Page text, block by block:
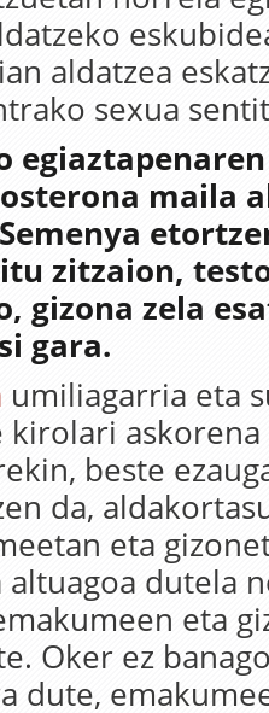
aldatzea
sexua
maila
zitzaion,
gizona zela
gara.
umiliagarria eta
kirolari
beste
da,
eta
altuagoa dutela
eta
Oker ez
dute,